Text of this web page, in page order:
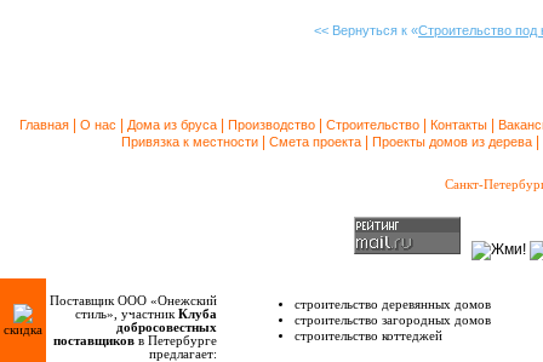
<< Вернуться к «Строительство под
Главная| О нас Дома из бруса| Производство| Строительство| Контакты|
Привязка к местности
Смета проекта Проекты домов из дерева
Санкт-
скидка
Поставщик ООО «Онежский
стиль», участник Клуба
добросовестных
поставщиков в Петербурге
предлагает:
строительство деревянных домов
строительство загородных домов
строительство коттеджей